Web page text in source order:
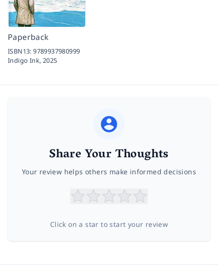
Paperback
ISBN13:9789937980999
Indigo Ink, 2025
Share Your Thoughts
Your review helps others make informed decisions
Click on a star to start your review